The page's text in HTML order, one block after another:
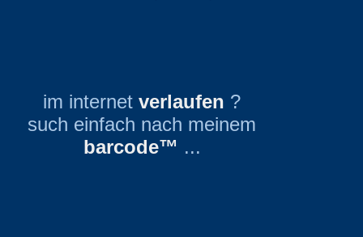
im internet verlaufen ?
such einfach nach meinem
barcode™ ...